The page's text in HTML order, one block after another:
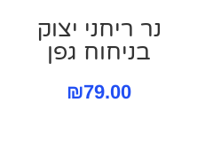
נר ריחני יצוק
בניחוח גפן
₪79.00